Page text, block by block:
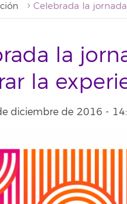
la
la
diciembre de 2016 -